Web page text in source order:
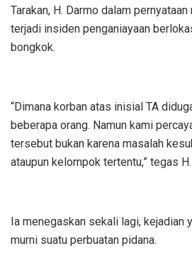
Tarakan, H. Darmo dalam
terjadi insiden penganiayaan
bongkok.
“Dimana korban atas inisial TA
beberapa orang. Namun kami
tersebut bukan karena masalah
ataupun kelompok tertentu,” tegas
Ia menegaskan sekali lagi, kejadian
murni suatu perbuatan pidana.